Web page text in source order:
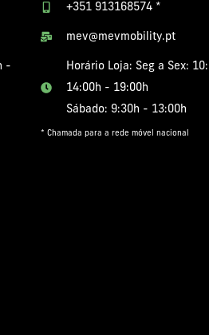
-
+351 913168574 *
mev@mevmobility.pt
Horário Loja: Seg a Sex:
14:00h - 19:00h
Sábado: 9:30h - 13:00h
* Chamada para a rede móvel nacional